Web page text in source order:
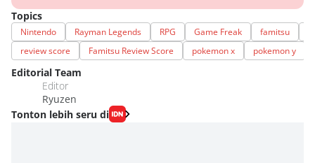
Topics
Nintendo Rayman Legends RPG Game Freak famitsu
review score
Famitsu Review Score pokemon x pokemon y
Editorial Team
Editor
Ryuzen
Tonton lebih seru di